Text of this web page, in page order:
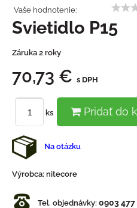
Vaše hodnotenie:
Svietidlo P15
Záruka 2 roky
70,73 € s DPH
ks Pridať do
Na otázku
Výrobca: nitecore
Tel. objednávky: 0903